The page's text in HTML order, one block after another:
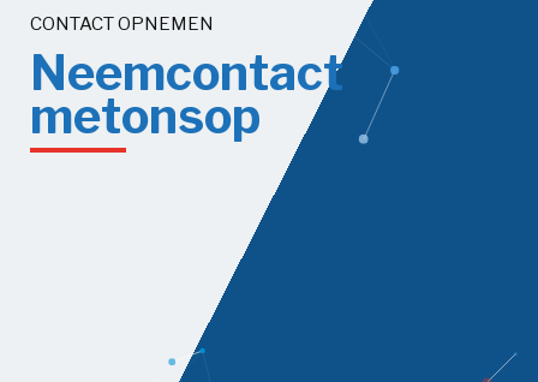
CONTACT OPNEMEN
Neemcontact
metonsop